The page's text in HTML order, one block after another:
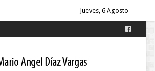
Jueves, 6 Agosto